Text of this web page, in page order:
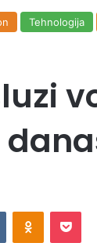
Tehnologija